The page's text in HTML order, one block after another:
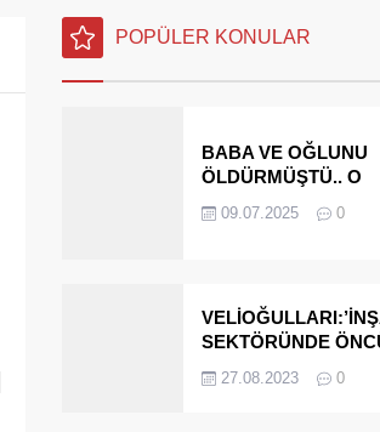
POPÜLER KONULAR
BABA VE OĞLUNU
ÖLDÜRMÜŞTÜ.. O
MİRASÇILARI
09.07.2025 0
SEKTÖRÜNDE
EDECEĞİZ’
27.08.2023 0